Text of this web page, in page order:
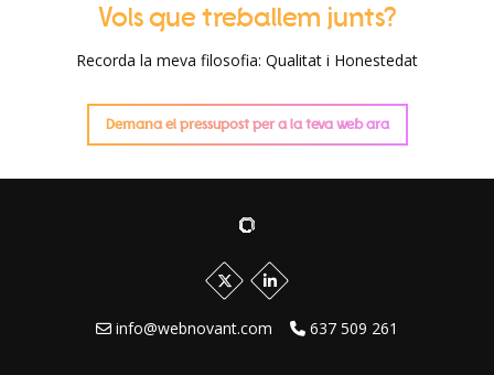
Vols que treballem junts?
Recorda la meva filosofia: Qualitat i Honestedat
Demana el pressupost per a la teva web ara
info@webnovant.com 637 509 261